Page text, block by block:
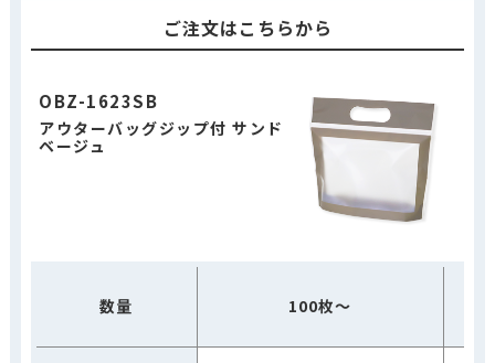
ご注文はこちらから
OBZ-1623SB
アウターバッグジップ付 サンド
ベージュ
数量 100枚～